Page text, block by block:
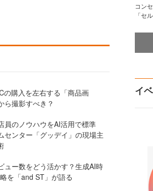
の購入を左右する「商品画
ら撮影すべき？
員のノウハウをAI活用で標準
センター「グッデイ」の現場主
ュー数をどう活かす？生成AI時
を「and ST」が語る
コン
「セ
イ